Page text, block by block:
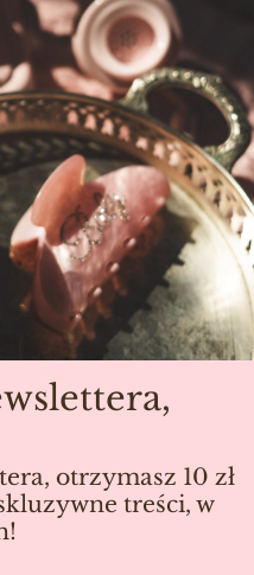
otrzymasz 10 zł
treści, w